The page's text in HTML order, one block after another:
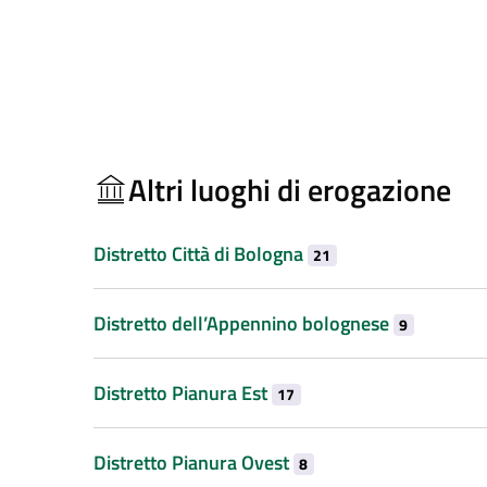
Altri luoghi di erogazione
Distretto Città di Bologna 21
Distretto dell’Appennino bolognese 9
Distretto Pianura Est 17
Distretto Pianura Ovest 8